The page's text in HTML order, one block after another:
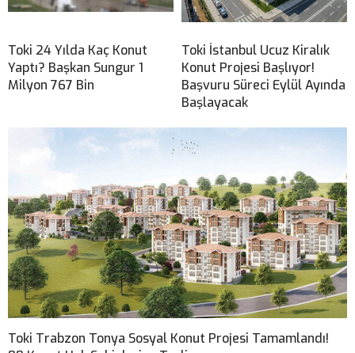
Toki 24 Yılda Kaç Konut
Yaptı? Başkan Sungur 1
Milyon 767 Bin
Toki İstanbul Ucuz Kiralık
Konut Projesi Başlıyor!
Başvuru Süreci Eylül Ayında
Başlayacak
Toki Trabzon Tonya Sosyal Konut Projesi Tamamlandı!